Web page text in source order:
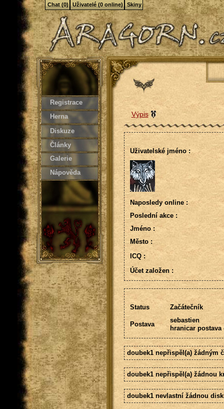
Registrace
Herna
Diskuze
Články
Galerie
Nápověda
Výpis
Uživatelské jméno :
Naposledy online :
Poslední akce :
Jméno :
Město :
ICQ :
Účet založen :
Status Začátečník
Postava
sebastien
hranicar
doubek1 nepřispěl(a) žádným
doubek1 nepřispěl(a) žádnou
doubek1 nevlastní žádnou
Chat (0) Uživatelé (0 online) Skiny